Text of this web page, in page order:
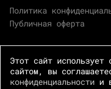
Политика
Публичная оферта
Этот сайт
сайтом, вы
конфиденциальности и